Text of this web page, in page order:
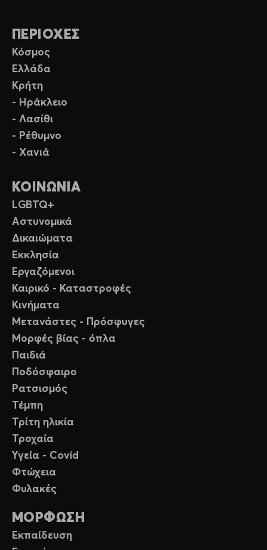
ΠΕΡΙΟΧΕΣ
Κόσμος
Ελλάδα
Κρήτη
- Ηράκλειο
- Λασίθι
- Ρέθυμνο
- Χανιά
ΚΟΙΝΩΝΙΑ
LGBTQ+
Αστυνομικά
Δικαιώματα
Εκκλησία
Εργαζόμενοι
Καιρικό - Καταστροφές
Κινήματα
Μετανάστες - Πρόσφυγες
Μορφές βίας - όπλα
Παιδιά
Ποδόσφαιρο
Ρατσισμός
Τέμπη
Τρίτη ηλικία
Τροχαία
Υγεία - Covid
Φτώχεια
Φυλακές
ΜΟΡΦΩΣΗ
Εκπαίδευση